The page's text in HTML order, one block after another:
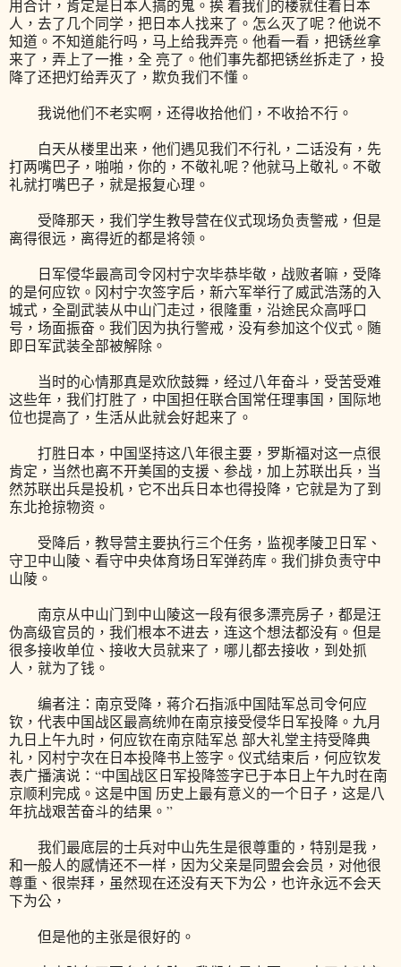
用合计，肯定是日本人搞的鬼。挨 着我们的楼就住着日本
人，去了几个同学，把日本人找来了。怎么灭了呢？他说不
知道。不知道能行吗，马上给我弄亮。他看一看，把锈丝拿
来了，弄上了一推，全 亮了。他们事先都把锈丝拆走了，投
降了还把灯给弄灭了，欺负我们不懂。
我说他们不老实啊，还得收拾他们，不收拾不行。
白天从楼里出来，他们遇见我们不行礼，二话没有，先
打两嘴巴子，啪啪，你的，不敬礼呢？他就马上敬礼。不敬
礼就打嘴巴子，就是报复心理。
受降那天，我们学生教导营在仪式现场负责警戒，但是
离得很远，离得近的都是将领。
日军侵华最高司令冈村宁次毕恭毕敬，战败者嘛，受降
的是何应钦。冈村宁次签字后，新六军举行了威武浩荡的入
城式，全副武装从中山门走过，很隆重，沿途民众高呼口
号，场面振奋。我们因为执行警戒，没有参加这个仪式。随
即日军武装全部被解除。
当时的心情那真是欢欣鼓舞，经过八年奋斗，受苦受难
这些年，我们打胜了，中国担任联合国常任理事国，国际地
位也提高了，生活从此就会好起来了。
打胜日本，中国坚持这八年很主要，罗斯福对这一点很
肯定，当然也离不开美国的支援、参战，加上苏联出兵，当
然苏联出兵是投机，它不出兵日本也得投降，它就是为了到
东北抢掠物资。
受降后，教导营主要执行三个任务，监视孝陵卫日军、
守卫中山陵、看守中央体育场日军弹药库。我们排负责守中
山陵。
南京从中山门到中山陵这一段有很多漂亮房子，都是汪
伪高级官员的，我们根本不进去，连这个想法都没有。但是
很多接收单位、接收大员就来了，哪儿都去接收，到处抓
人，就为了钱。
编者注：南京受降，蒋介石指派中国陆军总司令何应
钦，代表中国战区最高统帅在南京接受侵华日军投降。九月
九日上午九时，何应钦在南京陆军总 部大礼堂主持受降典
礼，冈村宁次在日本投降书上签字。仪式结束后，何应钦发
表广播演说：“中国战区日军投降签字已于本日上午九时在南
京顺利完成。这是中国 历史上最有意义的一个日子，这是八
年抗战艰苦奋斗的结果。”
我们最底层的士兵对中山先生是很尊重的，特别是我，
和一般人的感情还不一样，因为父亲是同盟会会员，对他很
尊重、很崇拜，虽然现在还没有天下为公，也许永远不会天
下为公，
但是他的主张是很好的。